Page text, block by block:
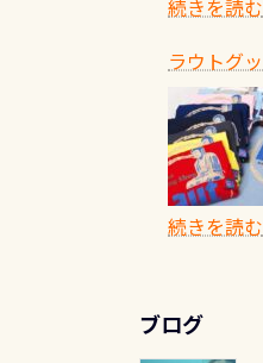
続きを読む
ラウトグ
続きを読む
ブログ